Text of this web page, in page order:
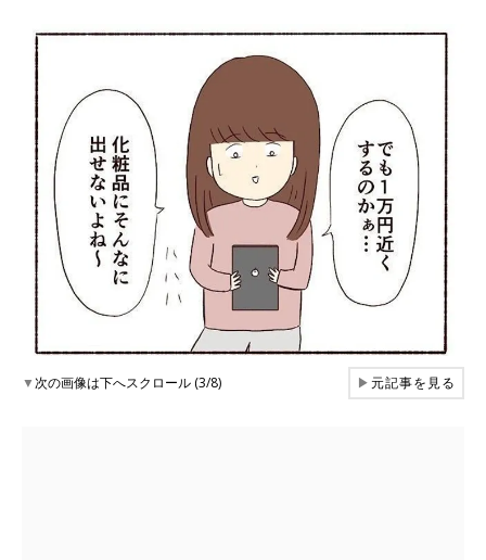
▼次の画像は下へスクロール (3/8) ▶元記事を見る